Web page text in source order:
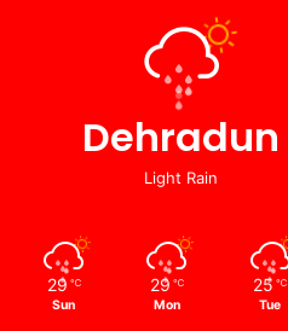
Dehradun
Light Rain
29 ℃
Sun
29 ℃
Mon
25 ℃
Tue